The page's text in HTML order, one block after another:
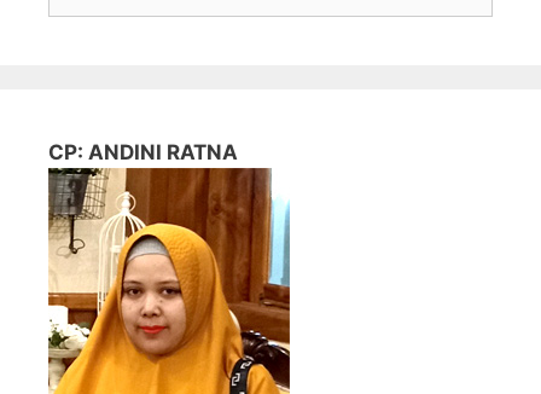
CP: ANDINI RATNA